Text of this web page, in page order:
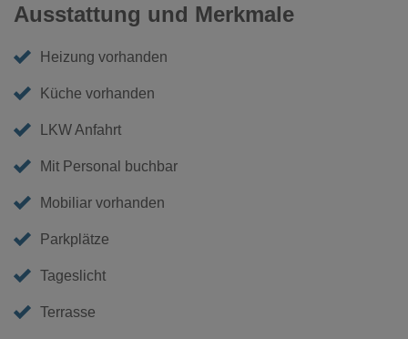
Ausstattung und Merkmale
Heizung vorhanden
Küche vorhanden
LKW Anfahrt
Mit Personal buchbar
Mobiliar vorhanden
Parkplätze
Tageslicht
Terrasse